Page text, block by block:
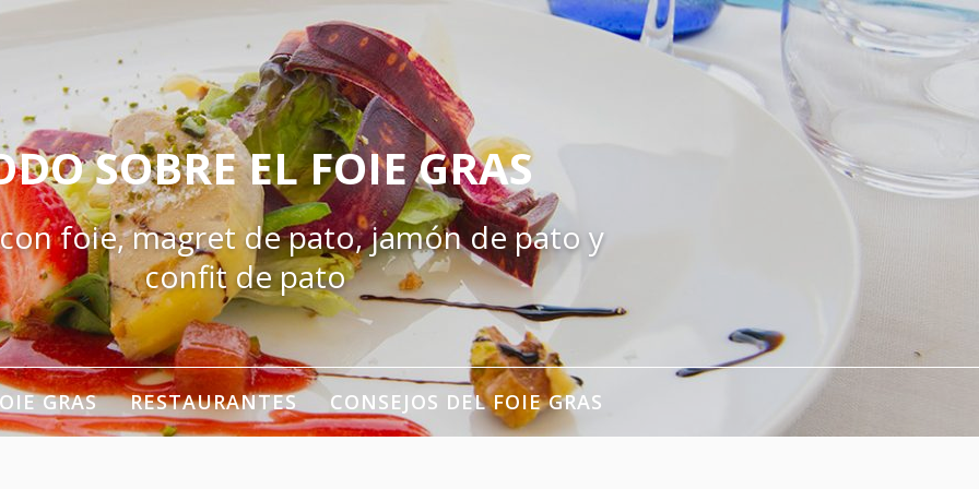
SOBRE EL FOIE GRAS
foie, magret de pato, jamón de pato y
confit de pato
GRAS RESTAURANTES CONSEJOS DEL FOIE GRAS